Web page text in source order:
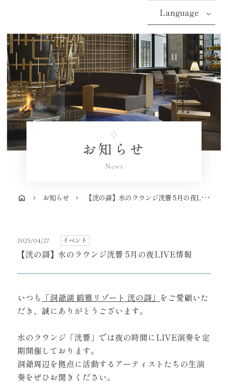
Language
お知らせ
News
お知らせ 【洸の謌】水のラウンジ洸響 5月の夜LIVE情報
2025/04/27 イベント
【洸の謌】水のラウンジ洸響 5月の夜LIVE情報
いつも 「洞爺湖 鶴雅リゾート 洸の謌」 をご愛顧いた
だき、誠にありがとうございます。
水のラウンジ「洸響」では夜の時間にLIVE演奏を定
期開催しております。
洞爺周辺を拠点に活動するアーティストたちの生演
奏をぜひお聞きください。